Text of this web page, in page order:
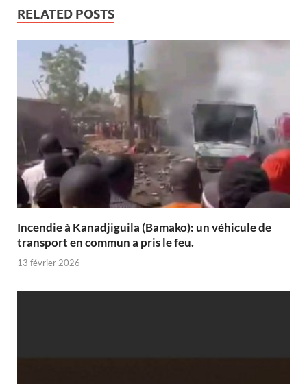
RELATED POSTS
Incendie à Kanadjiguila (Bamako): un véhicule de
transport en commun a pris le feu.
13 février 2026